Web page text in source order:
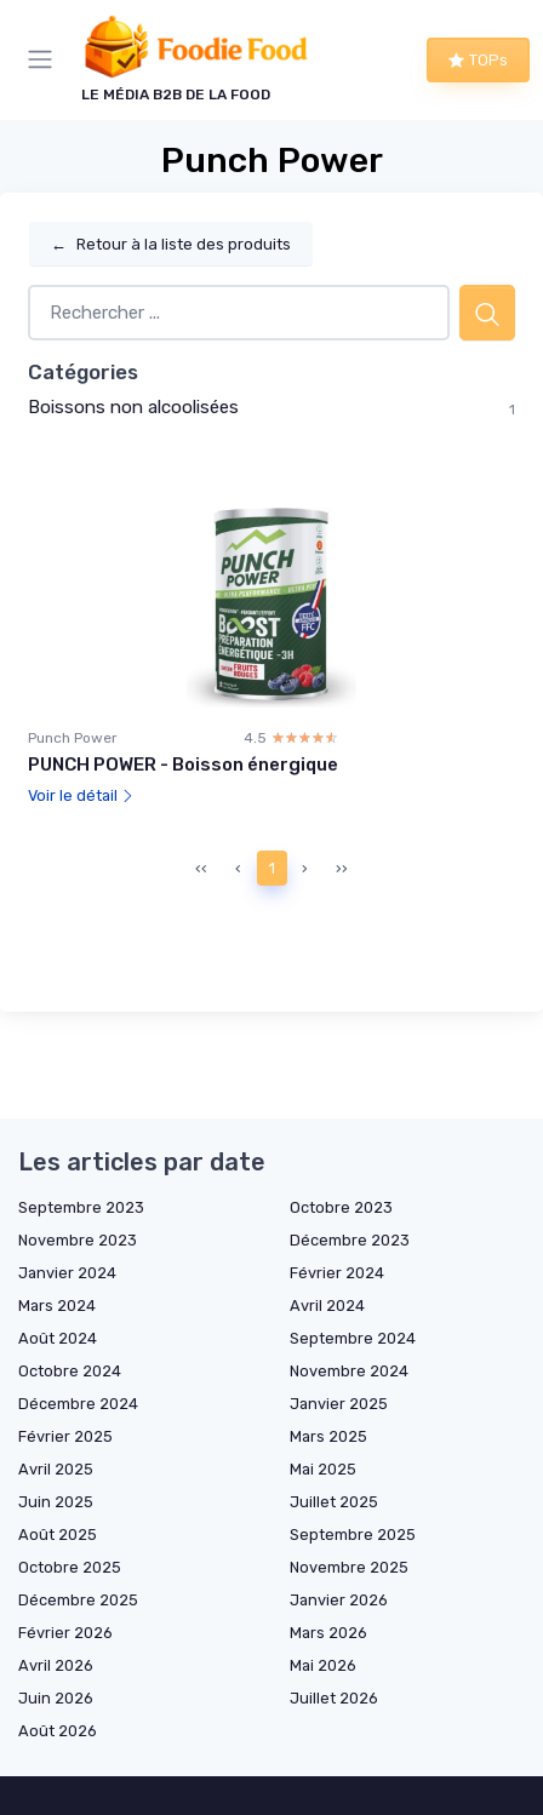
LE MÉDIA B2B DE LA FOOD
TOPs
Punch Power
← Retour à la liste des produits
Catégories
Boissons non alcoolisées 1
Punch Power 4.5 ☆☆☆☆☆
★★★★★
PUNCH POWER - Boisson énergique
Voir le détail
‹‹ ‹ 1 › ››
Les articles par date
Septembre 2023
Octobre 2023
Novembre 2023
Décembre 2023
Janvier 2024
Février 2024
Mars 2024
Avril 2024
Août 2024
Septembre 2024
Octobre 2024
Novembre 2024
Décembre 2024
Janvier 2025
Février 2025
Mars 2025
Avril 2025
Mai 2025
Juin 2025
Juillet 2025
Août 2025
Septembre 2025
Octobre 2025
Novembre 2025
Décembre 2025
Janvier 2026
Février 2026
Mars 2026
Avril 2026
Mai 2026
Juin 2026
Juillet 2026
Août 2026
Panneau de gestion des cookies